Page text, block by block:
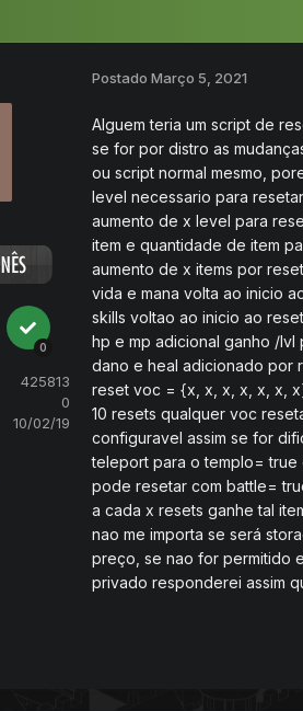
0
425813
0
10/02/19
Postado Março 5, 2021
Alguem teria um script de
se for por distro as
ou script normal mesmo,
level necessario para
aumento de x level para
item e quantidade de item
aumento de x items por
vida e mana volta ao inicio
skills voltao ao inicio ao
hp e mp adicional ganho /
dano e heal adicionado por
reset voc = {x, x, x, x, x, x,
10 resets qualquer voc
configuravel assim se for
teleport para o templo= true
pode resetar com battle=
a cada x resets ganhe tal
nao me importa se será
preço, se nao for permitido
privado responderei assim